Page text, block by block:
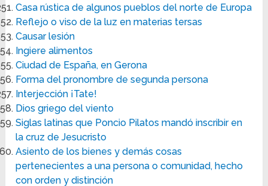
Casa rústica de algunos pueblos del norte de Europa
Reflejo o viso de la luz en materias tersas
Causar lesión
Ingiere alimentos
Ciudad de España, en Gerona
Forma del pronombre de segunda persona
Interjección ¡Tate!
Dios griego del viento
Siglas latinas que Poncio Pilatos mandó inscribir en
la cruz de Jesucristo
Asiento de los bienes y demás cosas
pertenecientes a una persona o comunidad, hecho
con orden y distinción